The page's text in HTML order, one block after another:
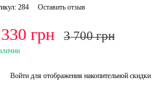
284 Оставить отзыв
грн 3 700 грн
Войти для отображения накопительной скидки